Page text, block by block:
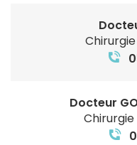
Docteur